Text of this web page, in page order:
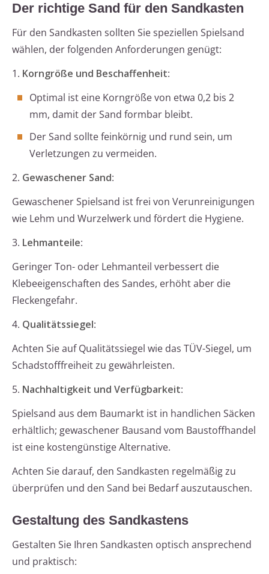
Der richtige Sand für den Sandkasten
Für den Sandkasten sollten Sie speziellen Spielsand
wählen, der folgenden Anforderungen genügt:
1. Korngröße und Beschaffenheit:
Optimal ist eine Korngröße von etwa 0,2 bis 2
mm, damit der Sand formbar bleibt.
Der Sand sollte feinkörnig und rund sein, um
Verletzungen zu vermeiden.
2. Gewaschener Sand:
Gewaschener Spielsand ist frei von Verunreinigungen
wie Lehm und Wurzelwerk und fördert die Hygiene.
3. Lehmanteile:
Geringer Ton- oder Lehmanteil verbessert die
Klebeeigenschaften des Sandes, erhöht aber die
Fleckengefahr.
4. Qualitätssiegel:
Achten Sie auf Qualitätssiegel wie das TÜV-Siegel, um
Schadstofffreiheit zu gewährleisten.
5. Nachhaltigkeit und Verfügbarkeit:
Spielsand aus dem Baumarkt ist in handlichen Säcken
erhältlich; gewaschener Bausand vom Baustoffhandel
ist eine kostengünstige Alternative.
Achten Sie darauf, den Sandkasten regelmäßig zu
überprüfen und den Sand bei Bedarf auszutauschen.
Gestaltung des Sandkastens
Gestalten Sie Ihren Sandkasten optisch ansprechend
und praktisch: